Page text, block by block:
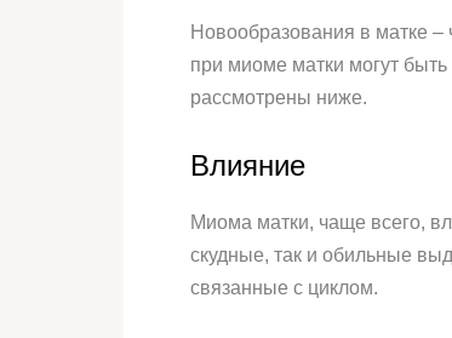
Новообразования в матке
при миоме матки могут
рассмотрены ниже.
Влияние
Миома матки, чаще всего,
скудные, так и обильные
связанные с циклом.